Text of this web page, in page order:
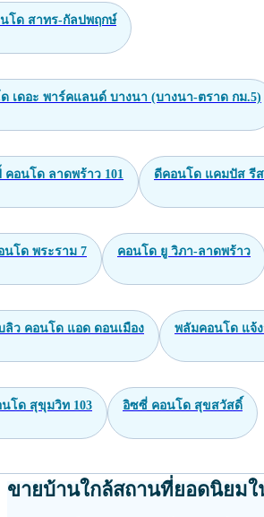
นโด สาทร-กัลปพฤกษ์
เดอะ พาร์คแลนด์ บางนา (บางนา-ตราด กม.5)
คอนโด ลาดพร้าว 101 ดีคอนโด แคมปัส รี
นโด พระราม 7 คอนโด ยู วิภา-ลาดพร้าว
ลิว คอนโด แอด ดอนเมือง พลัมคอนโด แจ้
นโด สุขุมวิท 103 อิซซี่ คอนโด สุขสวัสดิ์
ขายบ้านใกล้สถานที่ยอดนิยมใ